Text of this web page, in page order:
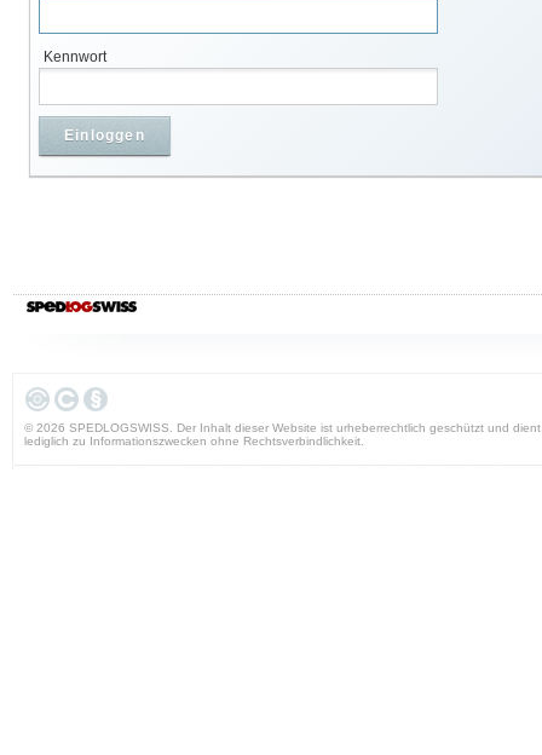
Kennwort
Einloggen
© 2026 SPEDLOGSWISS. Der Inhalt dieser Website ist urheberrecht­lich geschützt und dient
lediglich zu Informations­zwecken ohne Rechts­verbindlich­keit.